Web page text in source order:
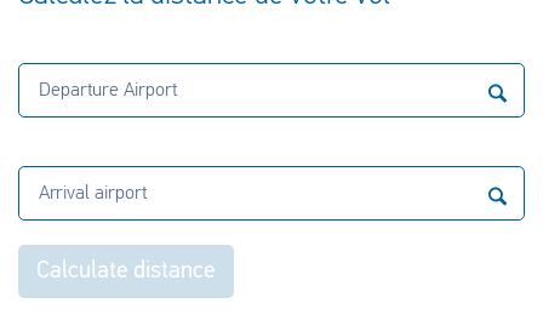
Departure Airport
Arrival airport
Calculate distance